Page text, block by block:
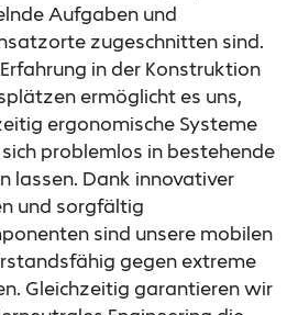
Aufgaben und
zugeschnitten sind.
in der Konstruktion
ermöglicht es uns,
ergonomische Systeme
problemlos in bestehende
lassen. Dank innovativer
und sorgfältig
sind unsere mobilen
gegen extreme
Gleichzeitig garantieren wir